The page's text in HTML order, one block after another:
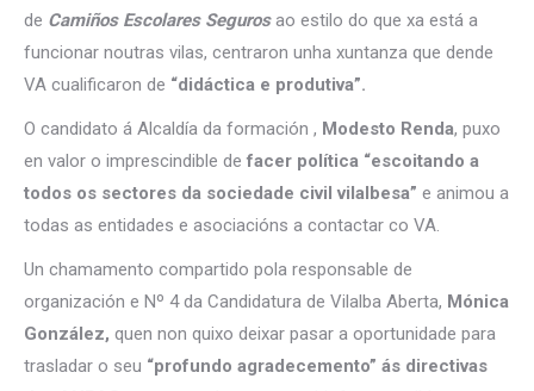
de Camiños Escolares Seguros ao estilo do que xa está a
funcionar noutras vilas, centraron unha xuntanza que dende
VA cualificaron de “didáctica e produtiva”.
O candidato á Alcaldía da formación , Modesto Renda, puxo
en valor o imprescindible de facer política “escoitando a
todos os sectores da sociedade civil vilalbesa” e animou a
todas as entidades e asociacións a contactar co VA.
Un chamamento compartido pola responsable de
organización e Nº 4 da Candidatura de Vilalba Aberta, Mónica
González, quen non quixo deixar pasar a oportunidade para
trasladar o seu “profundo agradecemento” ás directivas